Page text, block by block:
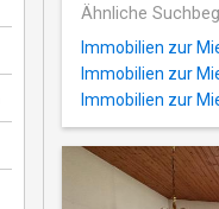
Ähnliche
Immobilien zur
Immobilien zur
Immobilien zur